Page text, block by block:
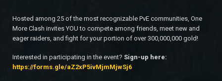
Hosted among 25 of the most recognizable PvE communities, One
More Clash invites YOU to compete among friends, meet new and
eager raiders, and fight for your portion of over 300,000,000 gold!
Interested in participating in the event? Sign-up here:
https://forms.gle/aZ2xP5ivMjmMjwSj6